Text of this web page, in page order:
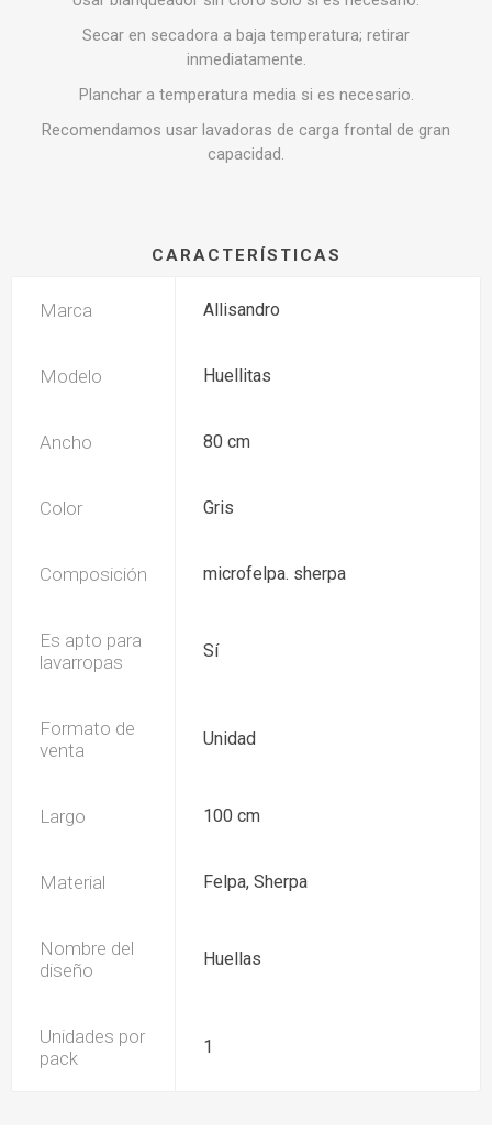
Secar en secadora a baja temperatura; retirar
inmediatamente.
Planchar a temperatura media si es necesario.
Recomendamos usar lavadoras de carga frontal de gran
capacidad.
CARACTERÍSTICAS
Marca Allisandro
Modelo Huellitas
Ancho 80 cm
Color Gris
Composición microfelpa. sherpa
Es apto para
lavarropas
Sí
Formato de
venta
Unidad
Largo 100 cm
Material Felpa, Sherpa
Nombre del
diseño
Huellas
Unidades por
pack
1